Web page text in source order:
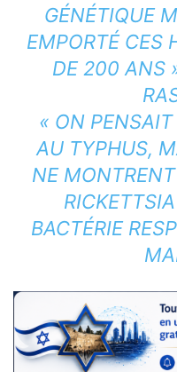
GÉNÉTIQUE
EMPORTÉ CES
DE 200 ANS
« ON
AU TYPHUS,
NE
BACTÉRIE